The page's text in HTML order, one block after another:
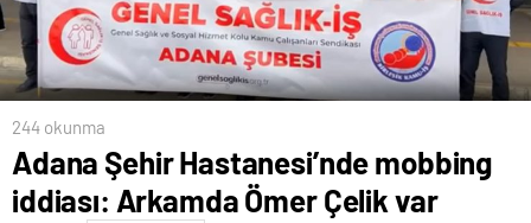
244 okunma
Adana Şehir Hastanesi’nde mobbing
iddiası: Arkamda Ömer Çelik var